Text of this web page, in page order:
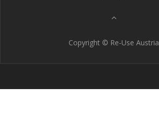
Copyright © Re-Use Austria